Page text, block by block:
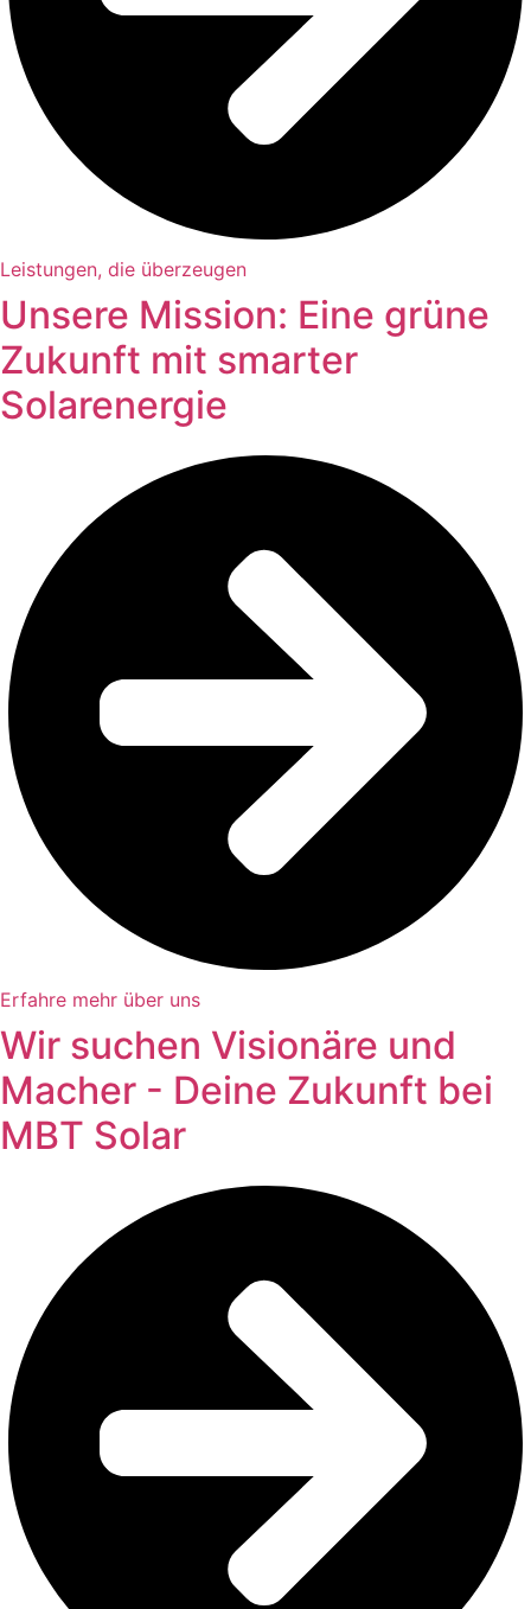
Leistungen, die überzeugen
Unsere Mission: Eine grüne
Zukunft mit smarter
Solarenergie
Erfahre mehr über uns
Wir suchen Visionäre und
Macher - Deine Zukunft bei
MBT Solar